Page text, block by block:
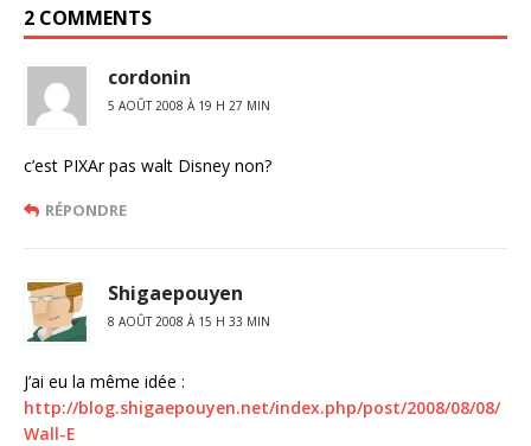
2 COMMENTS
cordonin
5 AOÛT 2008 À 19 H 27 MIN
c’est PIXAr pas walt Disney non?
RÉPONDRE
Shigaepouyen
8 AOÛT 2008 À 15 H 33 MIN
J’ai eu la même idée :
http://blog.shigaepouyen.net/index.php/post/2008/08/08/
Wall-E